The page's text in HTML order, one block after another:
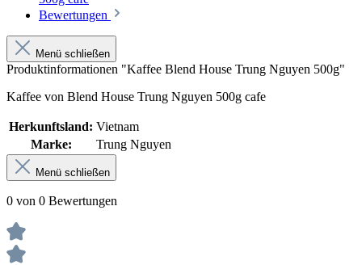
Bewertungen
Menü schließen
Produktinformationen "Kaffee Blend House Trung Nguyen 500g"
Kaffee von Blend House Trung Nguyen 500g cafe
Herkunftsland: Vietnam
Marke:
Trung Nguyen
Menü schließen
0 von 0 Bewertungen